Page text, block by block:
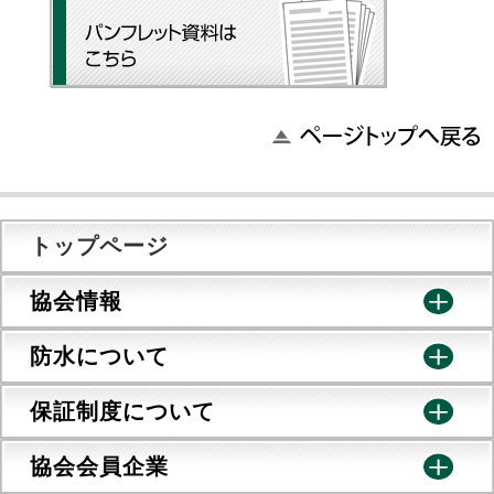
トップページ
協会情報
防水について
保証制度について
協会会員企業